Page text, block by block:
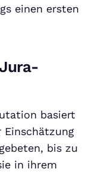
einen ersten
basiert
Einschätzung
bis zu
in ihrem